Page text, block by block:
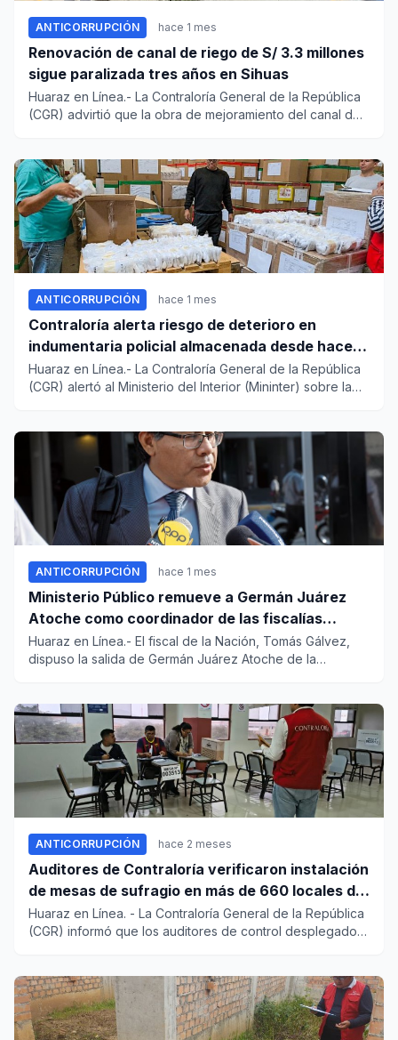
ANTICORRUPCIÓN hace 1 mes
Renovación de canal de riego de S/ 3.3 millones
sigue paralizada tres años en Sihuas
Huaraz en Línea.- La Contraloría General de la República
(CGR) advirtió que la obra de mejoramiento del canal del
ANTICORRUPCIÓN hace 1 mes
Contraloría alerta riesgo de deterioro en
indumentaria policial almacenada desde hace
diez meses
Huaraz en Línea.- La Contraloría General de la República
(CGR) alertó al Ministerio del Interior (Mininter) sobre la
ANTICORRUPCIÓN hace 1 mes
Ministerio Público remueve a Germán Juárez
Atoche como coordinador de las fiscalías
especializadas de lavado de activos
Huaraz en Línea.- El fiscal de la Nación, Tomás Gálvez,
dispuso la salida de Germán Juárez Atoche de la
ANTICORRUPCIÓN hace 2 meses
Auditores de Contraloría verificaron instalación
de mesas de sufragio en más de 660 locales de
votación a nivel nacional
Huaraz en Línea. - La Contraloría General de la República
(CGR) informó que los auditores de control desplegados